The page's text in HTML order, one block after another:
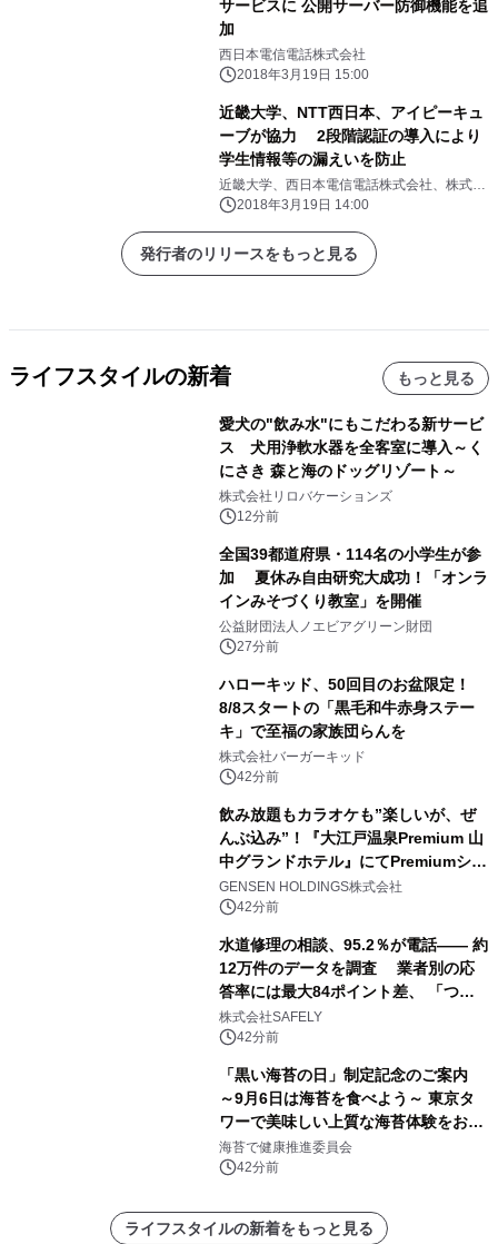
サービスに 公開サーバー防御機能を追
加
西日本電信電話株式会社
2018年3月19日 15:00
近畿大学、NTT西日本、アイピーキュ
ーブが協力 2段階認証の導入により
学生情報等の漏えいを防止
近畿大学、西日本電信電話株式会社、株式会
社アイピーキューブ
2018年3月19日 14:00
発行者のリリースをもっと見る
ライフスタイルの新着 もっと見る
愛犬の"飲み水"にもこだわる新サービ
ス 犬用浄軟水器を全客室に導入～く
にさき 森と海のドッグリゾート～
株式会社リロバケーションズ
12分前
全国39都道府県・114名の小学生が参
加 夏休み自由研究大成功！「オンラ
インみそづくり教室」を開催
公益財団法人ノエビアグリーン財団
27分前
ハローキッド、50回目のお盆限定！
8/8スタートの「黒毛和牛赤身ステー
キ」で至福の家族団らんを
株式会社バーガーキッド
42分前
飲み放題もカラオケも”楽しいが、ぜ
んぶ込み”！『大江戸温泉Premium 山
中グランドホテル』にてPremiumシリ
ーズ初のオールインクルーシブ導入
GENSEN HOLDINGS株式会社
42分前
水道修理の相談、95.2％が電話―― 約
12万件のデータを調査 業者別の応
答率には最大84ポイント差、 「つな
がりやすさ」も選定基準に
株式会社SAFELY
42分前
「黒い海苔の日」制定記念のご案内
～9月6日は海苔を食べよう～ 東京タ
ワーで美味しい上質な海苔体験をお届
けします！
海苔で健康推進委員会
42分前
ライフスタイルの新着をもっと見る